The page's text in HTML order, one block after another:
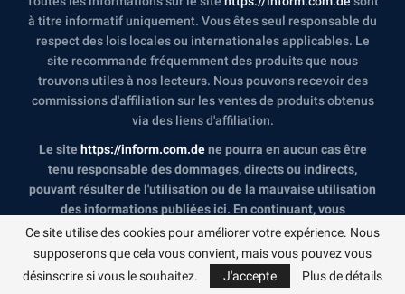
à titre informatif uniquement. Vous êtes seul responsable du
respect des lois locales ou internationales applicables. Le
site recommande fréquemment des produits que nous
trouvons utiles à nos lecteurs. Nous pouvons recevoir des
commissions d'affiliation sur les ventes de produits obtenus
via des liens d'affiliation.
Le sitehttps://inform.com.dene pourra en aucun cas être
tenu responsable des dommages, directs ou indirects,
pouvant résulter de l'utilisation ou de la mauvaise utilisation
des informations publiées ici. En continuant, vous
reconnaissez avoir lu et accepté l'intégralité de notre
avertissement, et notrePolitique de confidentialité.
Ce site utilise des cookies pour améliorer votre expérience. Nous
supposerons que cela vous convient, mais vous pouvez vous
désinscrire si vous le souhaitez.
J'accepte Plus de détails